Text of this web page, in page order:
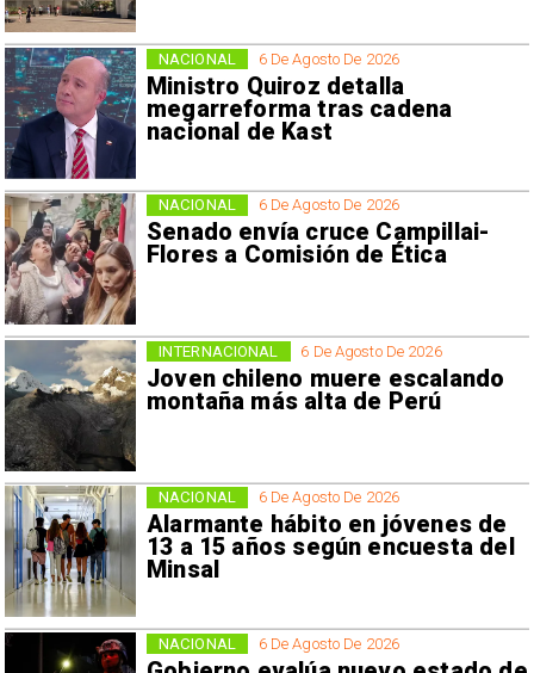
6 De Agosto De 2026
Ministro Quiroz detalla
megarreforma tras cadena
nacional de Kast
NACIONAL
6 De Agosto De 2026
Senado envía cruce Campillai-
Flores a Comisión de Ética
NACIONAL
6 De Agosto De 2026
Joven chileno muere escalando
montaña más alta de Perú
INTERNACIONAL
6 De Agosto De 2026
Alarmante hábito en jóvenes de
13 a 15 años según encuesta del
Minsal
NACIONAL
6 De Agosto De 2026
NACIONAL